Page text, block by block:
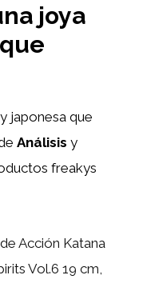
joya
japonesa que
Análisis y
freakys
Acción Katana
Vol.6 19 cm,